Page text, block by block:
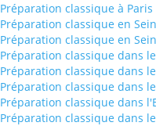
Préparation classique à Paris
Préparation classique en
Préparation classique en
Préparation classique dans
Préparation classique dans
Préparation classique dans
Préparation classique dans
Préparation classique dans